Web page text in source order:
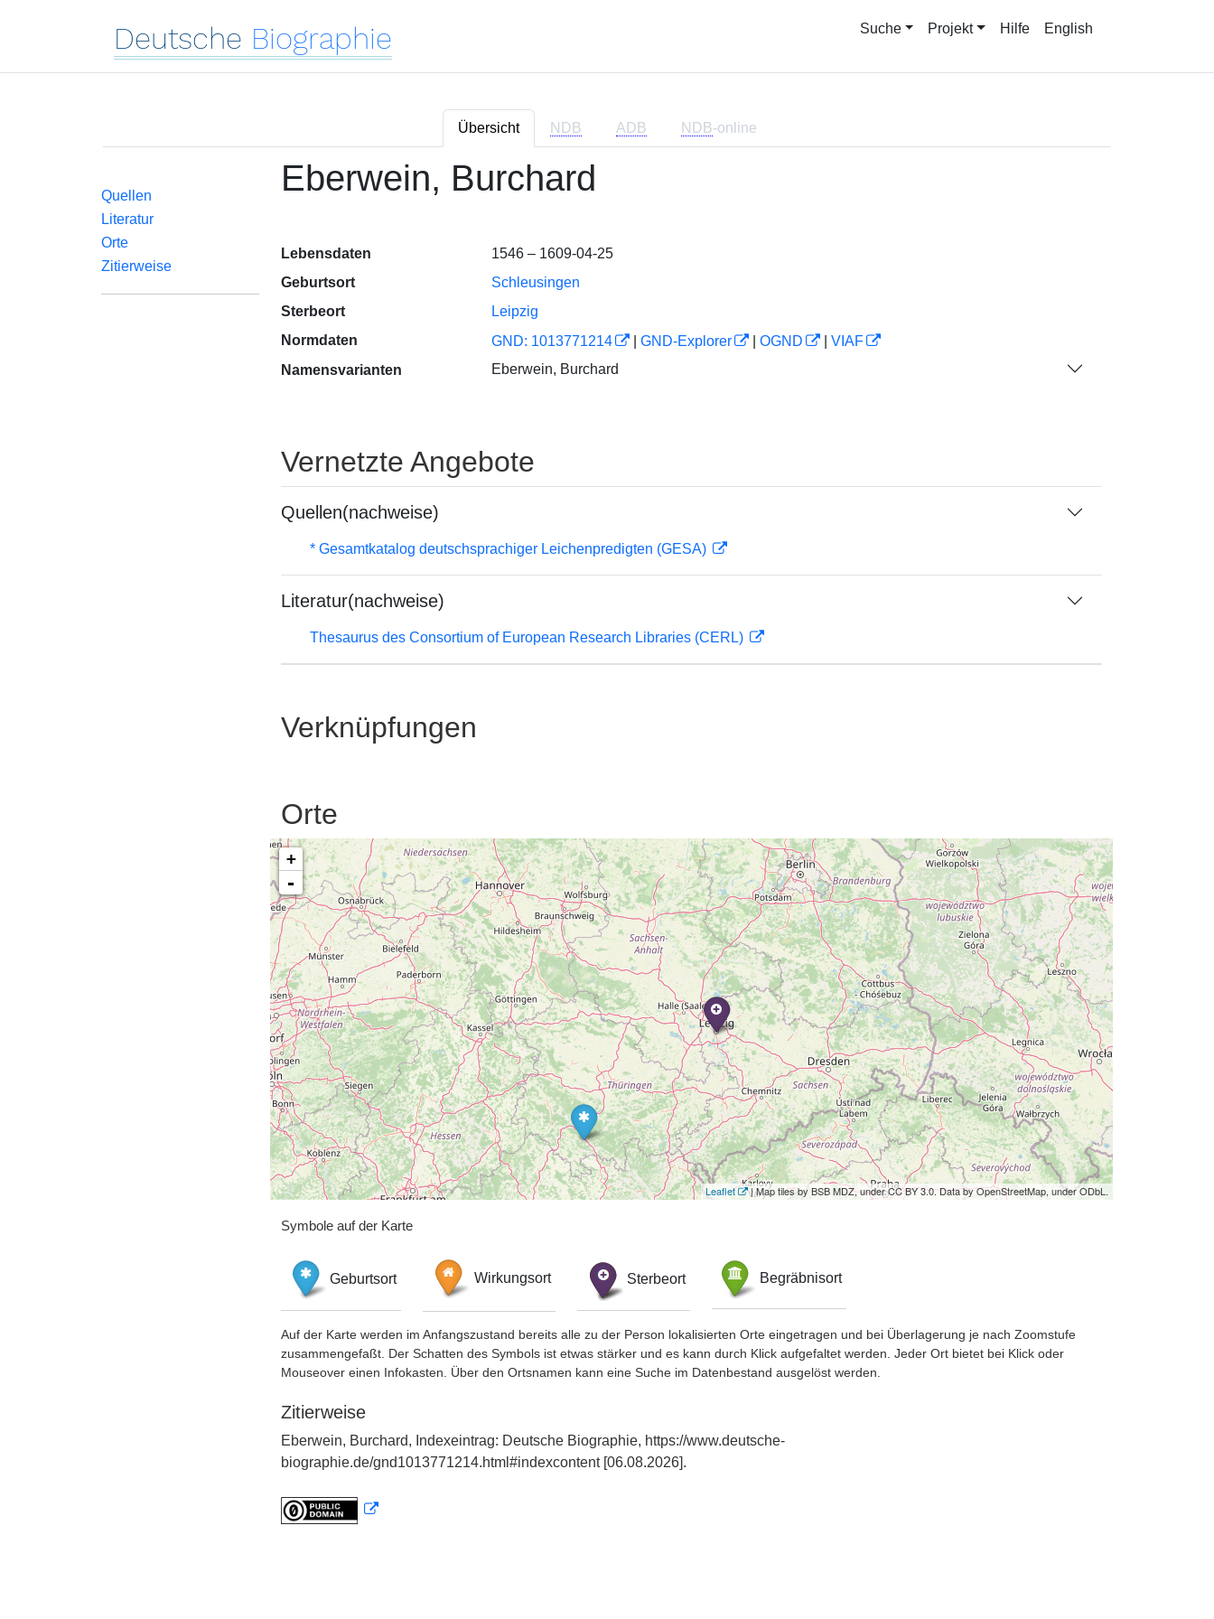
Deutsche Biographie Suche Projekt Hilfe English
Übersicht NDB ADB NDB-online
Quellen
Literatur
Orte
Zitierweise
Eberwein, Burchard
Lebensdaten
1546 – 1609-04-25
Geburtsort
Schleusingen
Sterbeort
Leipzig
Normdaten
GND: 1013771214 GND-Explorer OGND
VIAF
Namensvarianten
Eberwein, Burchard
Vernetzte Angebote
Quellen(nachweise)
* Gesamtkatalog deutschsprachiger Leichenpredigten (GESA)
Literatur(nachweise)
Thesaurus des Consortium of European Research Libraries (CERL)
Verknüpfungen
Orte
+
-
Leaflet | Map tiles by BSB MDZ, under CC BY 3.0. Data by OpenStreetMap, under ODbL.
Symbole auf der Karte
Geburtsort Wirkungsort Sterbeort Begräbnisort
Auf der Karte werden im Anfangszustand bereits alle zu der Person lokalisierten Orte eingetragen und bei Überlagerung je nach Zoomstufe
zusammengefaßt. Der Schatten des Symbols ist etwas stärker und es kann durch Klick aufgefaltet werden. Jeder Ort bietet bei Klick oder
Mouseover einen Infokasten. Über den Ortsnamen kann eine Suche im Datenbestand ausgelöst werden.
Zitierweise
Eberwein, Burchard, Indexeintrag: Deutsche Biographie, https://www.deutsche-
biographie.de/gnd1013771214.html#indexcontent [06.08.2026].